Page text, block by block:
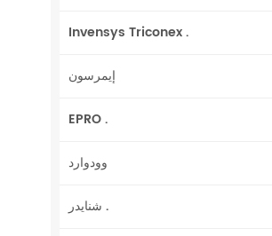
Invensys Triconex .
إيمرسون
EPRO .
وودوارد
شنايدر .